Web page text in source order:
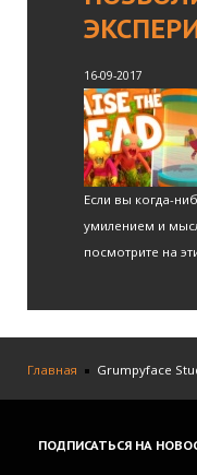
16-09-2017
Если вы когда-
умилением и
посмотрите на
Главная Grumpyface
ПОДПИСАТЬСЯ НА